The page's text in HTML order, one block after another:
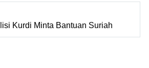
Kurdi Minta Bantuan Suriah